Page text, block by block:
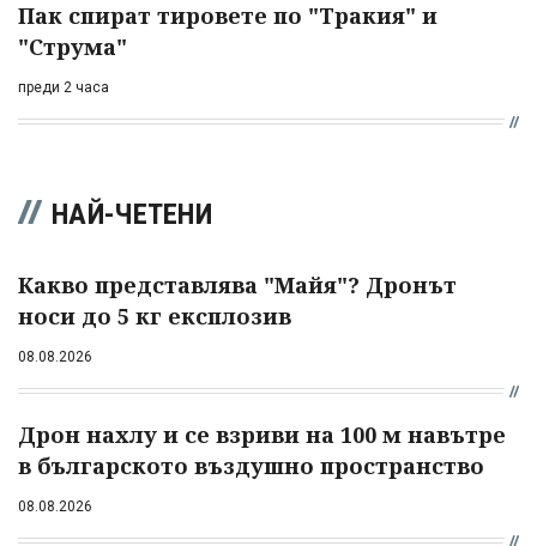
Пак спират тировете по "Тракия" и
"Струма"
преди 2 часа
НАЙ-ЧЕТЕНИ
Какво представлява "Майя"? Дронът
носи до 5 кг експлозив
08.08.2026
Дрон нахлу и се взриви на 100 м навътре
в българското въздушно пространство
08.08.2026